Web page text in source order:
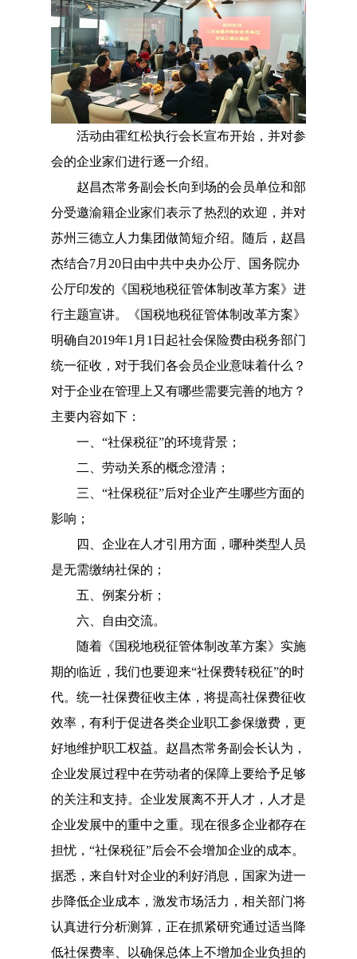
活动由霍红松执行会长宣布开始，并对参
会的企业家们进行逐一介绍。
赵昌杰常务副会长向到场的会员单位和部
分受邀渝籍企业家们表示了热烈的欢迎，并对
苏州三德立人力集团做简短介绍。随后，赵昌
杰结合7月20日由中共中央办公厅、国务院办
公厅印发的《国税地税征管体制改革方案》进
行主题宣讲。《国税地税征管体制改革方案》
明确自2019年1月1日起社会保险费由税务部门
统一征收，对于我们各会员企业意味着什么？
对于企业在管理上又有哪些需要完善的地方？
主要内容如下：
一、“社保税征”的环境背景；
二、劳动关系的概念澄清；
三、“社保税征”后对企业产生哪些方面的
影响；
四、企业在人才引用方面，哪种类型人员
是无需缴纳社保的；
五、例案分析；
六、自由交流。
随着《国税地税征管体制改革方案》实施
期的临近，我们也要迎来“社保费转税征”的时
代。统一社保费征收主体，将提高社保费征收
效率，有利于促进各类企业职工参保缴费，更
好地维护职工权益。赵昌杰常务副会长认为，
企业发展过程中在劳动者的保障上要给予足够
的关注和支持。企业发展离不开人才，人才是
企业发展中的重中之重。现在很多企业都存在
担忧，“社保税征”后会不会增加企业的成本。
据悉，来自针对企业的利好消息，国家为进一
步降低企业成本，激发市场活力，相关部门将
认真进行分析测算，正在抓紧研究通过适当降
低社保费率、以确保总体上不增加企业负担的